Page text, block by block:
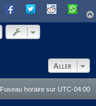
Aller
Fuseau horaire sur UTC-04:00